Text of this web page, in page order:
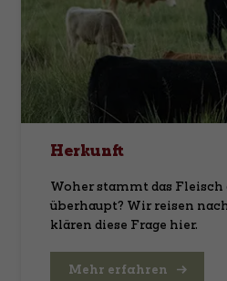
Herkunft
Woher stammt das
überhaupt? Wir reisen
klären diese Frage hier.
Mehr erfahren